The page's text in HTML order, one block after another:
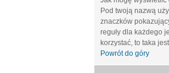
Pod twoją nazwą
znaczków
reguły dla każdego
korzystać, to taka
Powrót do góry